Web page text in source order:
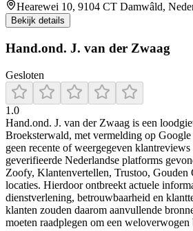
Hearewei 10, 9104 CT Damwâld,
Bekijk details
Hand.ond. J. van der Zwaag
Gesloten
1.0
Hand.ond. J. van der Zwaag is een
Broeksterwald, met vermelding op
geen recente of weergegeven klantreviews
geverifieerde Nederlandse platforms
Zoofy, Klantenvertellen, Trustoo, Gouden
locaties. Hierdoor ontbreekt actuele
dienstverlening, betrouwbaarheid en
klanten zouden daarom aanvullende
moeten raadplegen om een weloverwogen